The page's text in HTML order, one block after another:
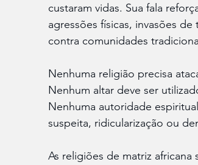
custaram vidas. Sua fala
agressões físicas, invasões
contra comunidades
Nenhuma religião precisa
Nenhum altar deve ser
Nenhuma autoridade
suspeita, ridicularização ou
As religiões de matriz